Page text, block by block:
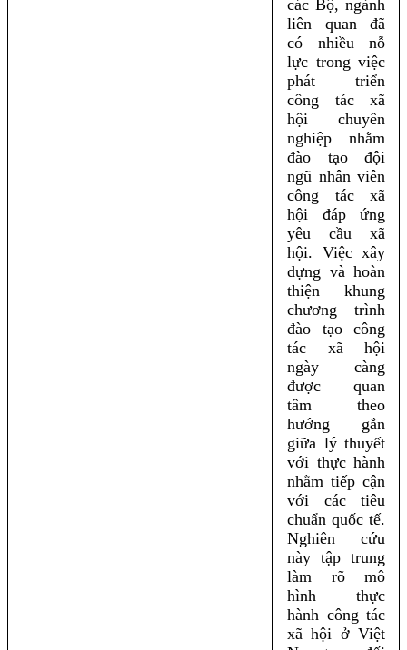
các Bộ, ngành
liên quan đã
có nhiều nỗ
lực trong việc
phát triển
công tác xã
hội chuyên
nghiệp nhằm
đào tạo đội
ngũ nhân viên
công tác xã
hội đáp ứng
yêu cầu xã
hội. Việc xây
dựng và hoàn
thiện khung
chương trình
đào tạo công
tác xã hội
ngày càng
được quan
tâm theo
hướng gắn
giữa lý thuyết
với thực hành
nhằm tiếp cận
với các tiêu
chuẩn quốc tế.
Nghiên cứu
này tập trung
làm rõ mô
hình thực
hành công tác
xã hội ở Việt